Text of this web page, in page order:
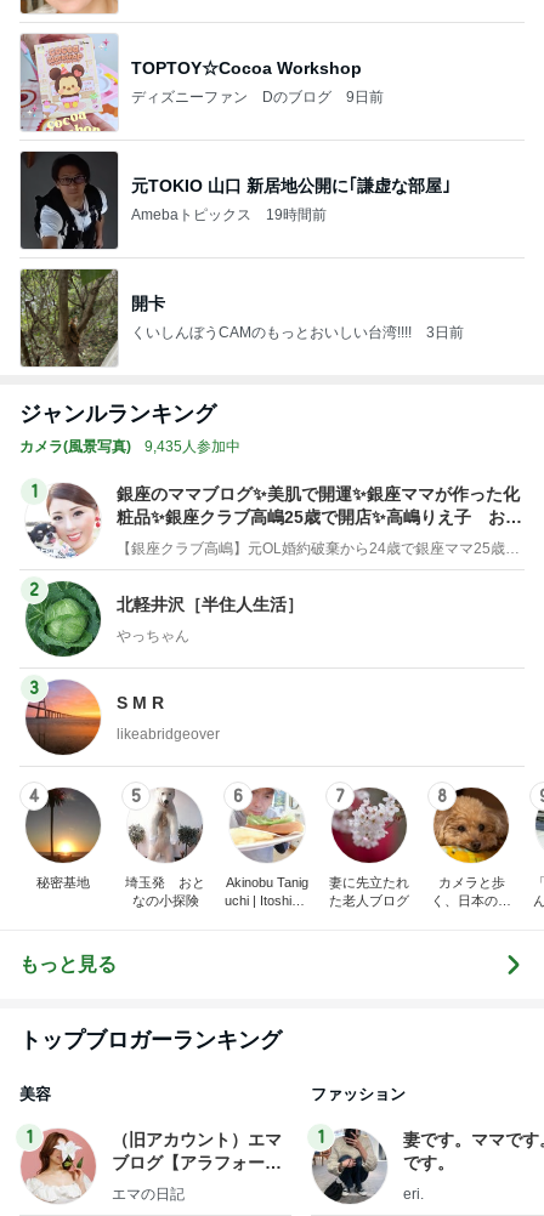
TOPTOY☆Cocoa Workshop
ディズニーファン Dのブログ 9日前
元TOKIO 山口 新居地公開に｢謙虚な部屋｣
Amebaトピックス 19時間前
開卡
くいしんぼうCAMのもっとおいしい台湾!!!! 3日前
ジャンルランキング
カメラ(風景写真) 9,435人参加中
1
銀座のママブログ✨美肌で開運✨銀座ママが作った化
粧品✨銀座クラブ高嶋25歳で開店✨高嶋りえ子 お着
物でエルメス バーキン コーデ
【銀座クラブ高嶋】元OL婚約破棄から24歳で銀座ママ25歳でオーナーママ銀座 美肌で開運♡パワースポット巡り高嶋りえ子ブログ
2
北軽井沢［半住人生活］
やっちゃん
3
S M R
likeabridgeover
4
秘密基地
5
埼玉発 おと
なの小探険
6
Akinobu Tanig
uchi | Itoshima
7
妻に先立たれ
た老人ブログ
8
カメラと歩
く、日本の風
もっと見る
トップブロガーランキング
美容
1
（旧アカウント）エマ
ブログ【アラフォー会
社売却セカンドライ
エマの日記
ファッション
1
妻です。ママです
です。
eri.